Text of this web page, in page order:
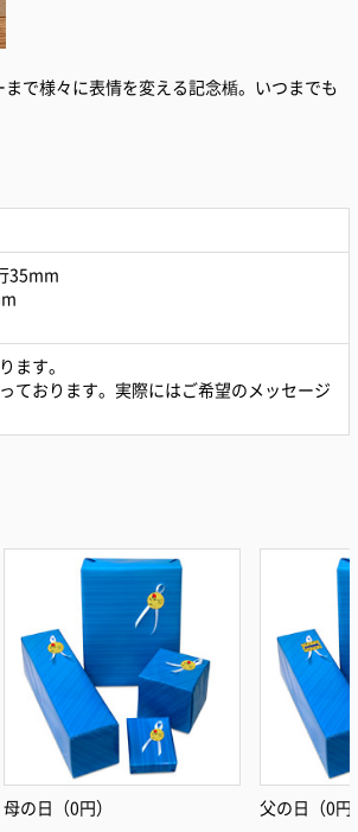
で様々に表情を変える記念楯。いつまでも
35mm
ます。
ております。実際にはご希望のメッセージ
母の日（0円） 父の日（0円）